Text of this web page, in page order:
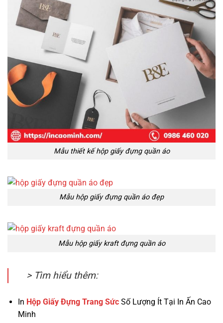
Mẫu thiết kế hộp giấy đựng quần áo
Mẫu hộp giấy đựng quần áo đẹp
Mẫu hộp giấy kraft đựng quần áo
> Tìm hiểu thêm:
In Hộp Giấy Đựng Trang SứcSố Lượng Ít Tại In Ấn Cao
Minh